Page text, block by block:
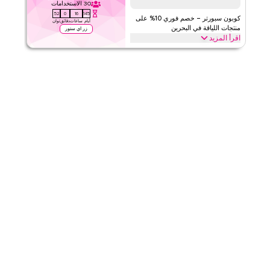
الفئات
على مستوى الموقع كوبون سبورتر – خصم فوري 10% على
منتجات اللياقة في البحرين
اقرأ المزيد
30 الاستخدامات
145
أيام
16
ساعات
0
دقائق
51
ثوان
زر اي ستور
وفّر 10% فورًا مع كود سبورتر هذا على مستلزمات اللياقة الأساسية. استرد